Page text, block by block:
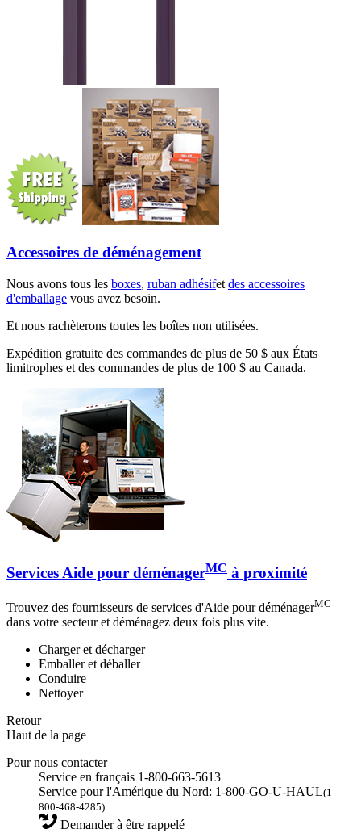
Accessoires de déménagement
Nous avons tous les boxes, ruban adhésifet des accessoires
d'emballage vous avez besoin.
Et nous rachèterons toutes les boîtes non utilisées.
Expédition gratuite des commandes de plus de 50 $ aux États
limitrophes et des commandes de plus de 100 $ au Canada.
Services Aide pour déménagerMC à proximité
Trouvez des fournisseurs de services d'Aide pour déménagerMC
dans votre secteur et déménagez deux fois plus vite.
Charger et décharger
Emballer et déballer
Conduire
Nettoyer
Retour
Haut de la page
Pour nous contacter
Service en français 1-800-663-5613
Service pour l'Amérique du Nord: 1-800-GO-U-HAUL(1-
800-468-4285)
Demander à être rappelé